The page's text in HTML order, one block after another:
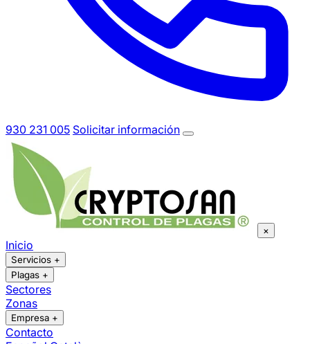
930 231 005 Solicitar información
×
Inicio
Servicios +
Plagas +
Sectores
Zonas
Empresa +
Contacto